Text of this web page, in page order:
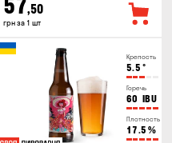
,50
грн за 1 шт
Крепость
5.5 °
Горечь
60 IBU
Плотность
17.5 %